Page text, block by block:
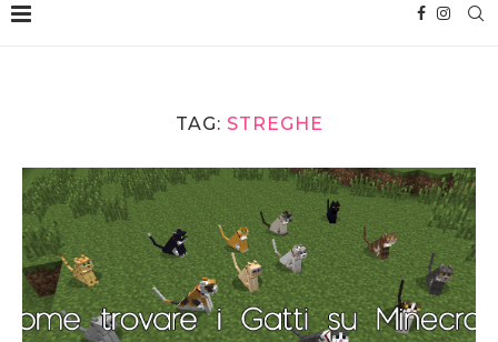
TAG: STREGHE